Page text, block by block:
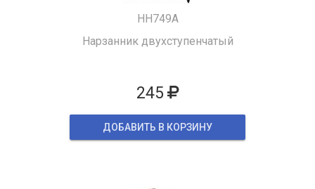
HH749A
Нарзанник двухступенчатый
245
ДОБАВИТЬ В КОРЗИНУ